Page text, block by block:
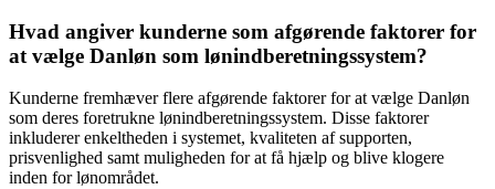
Hvad angiver kunderne som afgørende faktorer for
at vælge Danløn som lønindberetningssystem?
Kunderne fremhæver flere afgørende faktorer for at vælge Danløn
som deres foretrukne lønindberetningssystem. Disse faktorer
inkluderer enkeltheden i systemet, kvaliteten af supporten,
prisvenlighed samt muligheden for at få hjælp og blive klogere
inden for lønområdet.